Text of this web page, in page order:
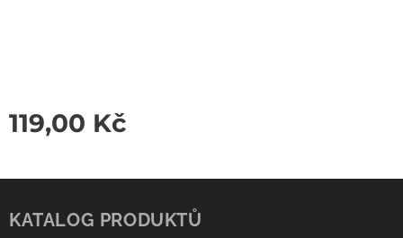
119,00 Kč
KATALOG PRODUKTŮ